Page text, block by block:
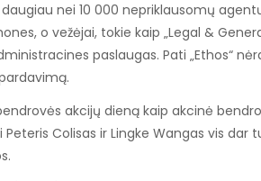
nei 10 000 nepriklausomų
o vežėjai, tokie kaip „Legal &
paslaugas. Pati „Ethos“
akcijų dieną kaip akcinė
Peteris Colisas ir Lingke Wangas vis